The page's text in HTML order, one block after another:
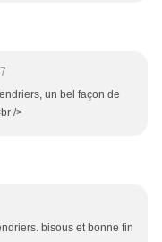
un bel façon de
/>
bisous et bonne fin